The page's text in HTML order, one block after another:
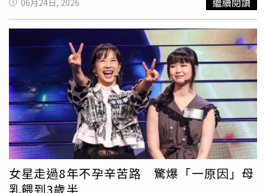
進黨鬼扯葛如鈞，只為護航蘇巧慧家族涉嫌違反利衝
法！」。楊智伃指出，依《公職人員財產申報法》相關規
定，各種事業投資達 100萬元以上 才需要申報。葛如鈞若
只是個人投資10萬元，根本未達申報門檻。楊智伃直言，真
正該被社會檢視的，是蘇巧慧、蘇貞昌、蘇巧純這一條線。
民眾真正質疑的，是蘇巧慧的胞妹蘇巧純兼任營運長的曠世
智能公司，在蘇貞昌當行政院長、蘇巧慧擔任立法委員任內
獲得國發基金投資1999.9萬差1000元就需要審查的「巧
妙」金額補助。楊智伃表示，涉嫌違反《公職人員利益衝突
迴避法》蘇巧慧至今仍沒有正面回應！這才是公共利益的核
心問題！一邊是10萬元個人小額投資、一邊是近2000萬元
的國家資源、人民納稅錢。民進黨卻選擇追殺10萬元，放過
2000萬元。楊智伃反問李坤城，「10萬元個人投資，你追
06月24日, 2026
女星走過8年不孕辛苦路 驚爆「一原因」母
乳餵到3歲半